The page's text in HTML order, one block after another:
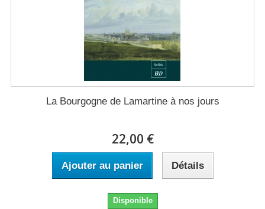
La Bourgogne de Lamartine à nos jours
22,00 €
Ajouter au panier Détails
Disponible